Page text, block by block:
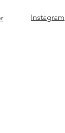
Instagram